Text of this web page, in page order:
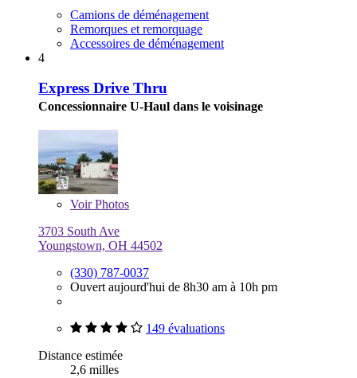
Camions de déménagement
Remorques et remorquage
Accessoires de déménagement
4
Express Drive Thru
Concessionnaire U-Haul dans le voisinage
VoirPhotos
3703 South Ave
Youngstown, OH 44502
(330) 787-0037
Ouvert aujourd'hui de 8h30 am à 10h pm
149 évaluations
Distance estimée
2,6 milles